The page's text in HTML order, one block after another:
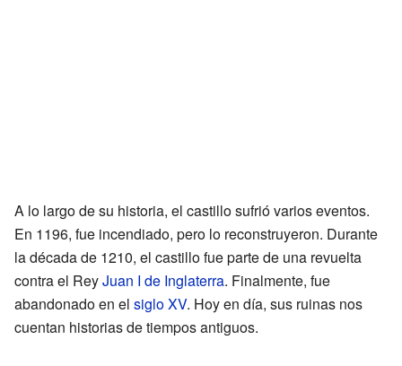
A lo largo de su historia, el castillo sufrió varios eventos.
En 1196, fue incendiado, pero lo reconstruyeron. Durante
la década de 1210, el castillo fue parte de una revuelta
contra el ReyJuan I de Inglaterra. Finalmente, fue
abandonado en el siglo XV. Hoy en día, sus ruinas nos
cuentan historias de tiempos antiguos.